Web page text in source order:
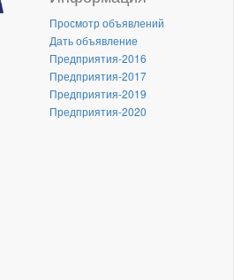
Просмотр объявлений
Дать объявление
Предприятия-2016
Предприятия-2017
Предприятия-2019
Предприятия-2020